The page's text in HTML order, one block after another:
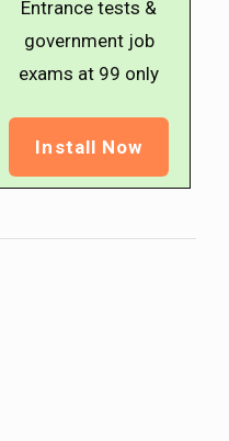
Entrance tests &
government job
exams at ₹99 only
Install Now